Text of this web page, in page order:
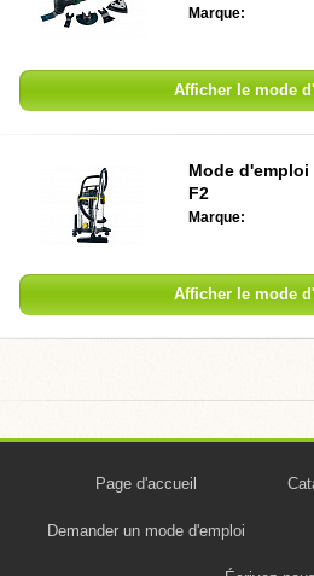
Marque:
Afficher le mode
Mode d'emploi
F2
Marque:
Afficher le mode
Page d'accueil
Demander un mode d'emploi